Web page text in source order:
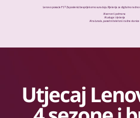
Lenovo pomaže F1 ® Zaposlenici besprijekorno surađuju. Rješenja za digitalno radno
AI serveri i pohrana
AI usluge i rješenja
AI računala, pametni telefoni i radne stanice
Utjecaj